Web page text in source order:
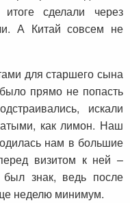
сделали через
А Китай совсем не
для старшего сына
прямо не попасть
искали
как лимон. Наш
нам в большие
визитом к ней –
знак, ведь после
неделю минимум.